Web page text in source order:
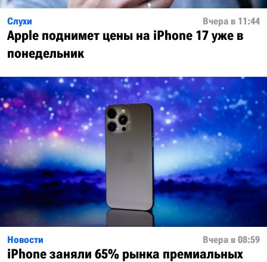
Слухи Вчера в 11:44
Apple поднимет цены на iPhone 17 уже в
понедельник
Новости Вчера в 08:59
iPhone заняли 65% рынка премиальных